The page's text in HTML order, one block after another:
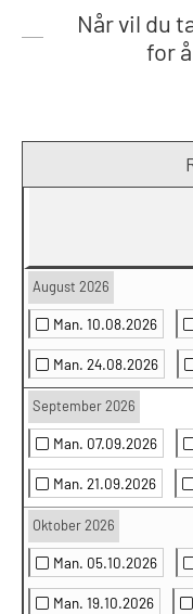
Når vil du
for
August 2026
Man. 10.08.2026
Man. 24.08.2026
September 2026
Man. 07.09.2026
Man. 21.09.2026
Oktober 2026
Man. 05.10.2026
Man. 19.10.2026